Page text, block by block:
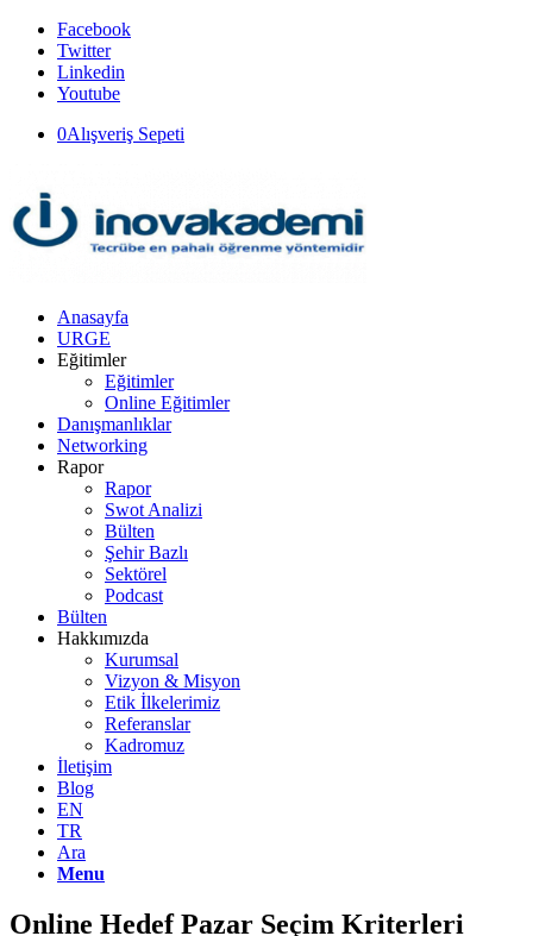
Facebook
Twitter
Linkedin
Youtube
0Alışveriş Sepeti
Anasayfa
URGE
Eğitimler
Eğitimler
Online Eğitimler
Danışmanlıklar
Networking
Rapor
Rapor
Swot Analizi
Bülten
Şehir Bazlı
Sektörel
Podcast
Bülten
Hakkımızda
Kurumsal
Vizyon & Misyon
Etik İlkelerimiz
Referanslar
Kadromuz
İletişim
Blog
EN
TR
Ara
Menu
Online Hedef Pazar Seçim Kriterleri